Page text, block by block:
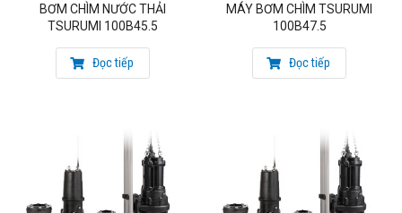
BƠM CHÌM NƯỚC THẢI
TSURUMI 100B45.5
Đọc tiếp
MÁY BƠM CHÌM TSURUMI
100B47.5
Đọc tiếp